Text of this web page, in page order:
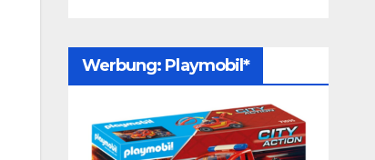
Werbung: Playmobil*